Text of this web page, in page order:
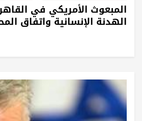
المبعوث الأمريكي في
الهدنة الإنسانية واتفاق